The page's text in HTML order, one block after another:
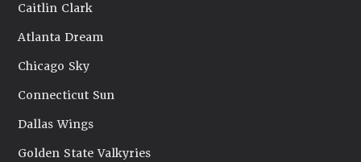
Caitlin Clark
Atlanta Dream
Chicago Sky
Connecticut Sun
Dallas Wings
Golden State Valkyries